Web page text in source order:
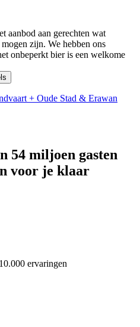
aanbod aan gerechten wat
zijn. We hebben ons
onbeperkt bier is een welkome
+ Oude Stad & Erawan
54 miljoen gasten
voor je klaar
ervaringen